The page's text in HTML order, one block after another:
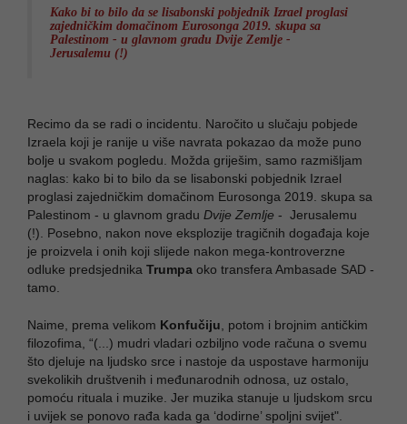
Kako bi to bilo da se lisabonski pobjednik Izrael proglasi
zajedničkim domačinom Eurosonga 2019. skupa sa
Palestinom - u glavnom gradu Dvije Zemlje -
Jerusalemu (!)
Recimo da se radi o incidentu. Naročito u slučaju pobjede
Izraela koji je ranije u više navrata pokazao da može puno
bolje u svakom pogledu. Možda griješim, samo razmišljam
naglas: kako bi to bilo da se lisabonski pobjednik Izrael
proglasi zajedničkim domačinom Eurosonga 2019. skupa sa
Palestinom - u glavnom gradu Dvije Zemlje - Jerusalemu
(!). Posebno, nakon nove eksplozije tragičnih događaja koje
je proizvela i onih koji slijede nakon mega-kontroverzne
odluke predsjednika Trumpa oko transfera Ambasade SAD -
tamo.
Naime, prema velikom Konfučiju , potom i brojnim antičkim
filozofima, “(...) mudri vladari ozbiljno vode računa o svemu
što djeluje na ljudsko srce i nastoje da uspostave harmoniju
svekolikih društvenih i međunarodnih odnosa, uz ostalo,
pomoću rituala i muzike. Jer muzika stanuje u ljudskom srcu
i uvijek se ponovo rađa kada ga ‘dodirne’ spoljni svijet".